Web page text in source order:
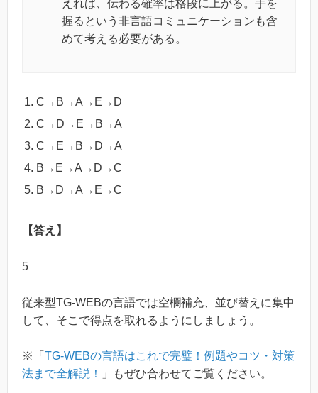
えれば、伝わる確率は格段に上がる。手を
握るという非言語コミュニケーションも含
めて考える必要がある。
C→B→A→E→D
C→D→E→B→A
C→E→B→D→A
B→E→A→D→C
B→D→A→E→C
【答え】
5
従来型TG-WEBの言語では空欄補充、並び替えに集中
して、そこで得点を取れるようにしましょう。
※「 TG-WEBの言語はこれで完璧！例題やコツ・対策
法まで全解説！
」もぜひ合わせてご覧ください。